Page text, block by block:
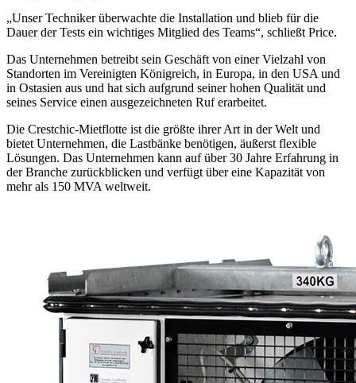
„Unser Techniker überwachte die Installation und blieb für die
Dauer der Tests ein wichtiges Mitglied des Teams“, schließt Price.
Das Unternehmen betreibt sein Geschäft von einer Vielzahl von
Standorten im Vereinigten Königreich, in Europa, in den USA und
in Ostasien aus und hat sich aufgrund seiner hohen Qualität und
seines Service einen ausgezeichneten Ruf erarbeitet.
Die Crestchic-Mietflotte ist die größte ihrer Art in der Welt und
bietet Unternehmen, die Lastbänke benötigen, äußerst flexible
Lösungen. Das Unternehmen kann auf über 30 Jahre Erfahrung in
der Branche zurückblicken und verfügt über eine Kapazität von
mehr als 150 MVA weltweit.